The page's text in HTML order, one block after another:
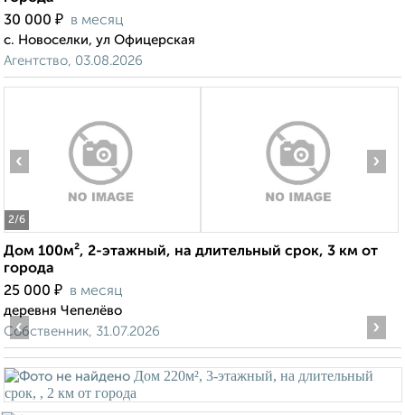
30 000 ₽ в месяц
с. Новоселки, ул Офицерская
Агентство, 03.08.2026
2/6
‹ ›
Дом 100м², 2-этажный, на длительный срок, 3 км от
города
25 000 ₽ в месяц
деревня Чепелёво
Собственник, 31.07.2026
‹ ›